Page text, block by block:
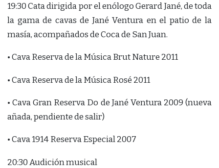
19:30 Cata dirigida por el enólogo Gerard Jané, de toda
la gama de cavas de Jané Ventura en el patio de la
masía, acompañados de Coca de San Juan.
• Cava Reserva de la Música Brut Nature 2011
• Cava Reserva de la Música Rosé 2011
• Cava Gran Reserva Do de Jané Ventura 2009 (nueva
añada, pendiente de salir)
• Cava 1914 Reserva Especial 2007
20:30 Audición musical